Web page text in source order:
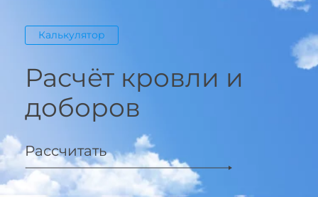
Калькулятор
Расчёт кровли и
доборов
Рассчитать